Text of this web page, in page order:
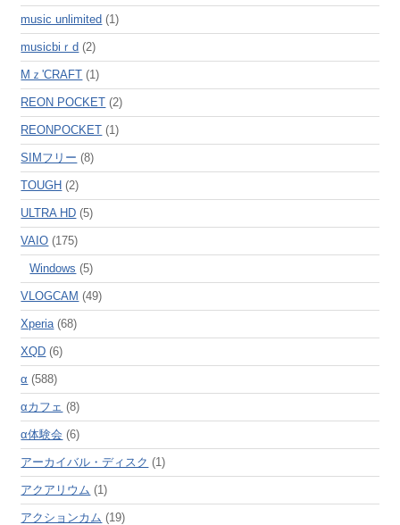
music unlimited (1)
musicbiｒd (2)
Mｚ'CRAFT (1)
REON POCKET (2)
REONPOCKET (1)
SIMフリー (8)
TOUGH (2)
ULTRA HD (5)
VAIO (175)
Windows (5)
VLOGCAM (49)
Xperia(68)
XQD (6)
α (588)
αカフェ (8)
α体験会 (6)
アーカイバル・ディスク (1)
アクアリウム (1)
アクションカム (19)